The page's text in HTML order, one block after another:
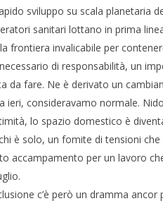
sviluppo su scala planetaria
sanitari lottano in prima
frontiera invalicabile per
di responsabilità, un
da fare. Ne è derivato un
ieri, consideravamo normale.
lo spazio domestico è
è solo, un fomite di tensioni
accampamento per un lavoro
c’è però un dramma ancor